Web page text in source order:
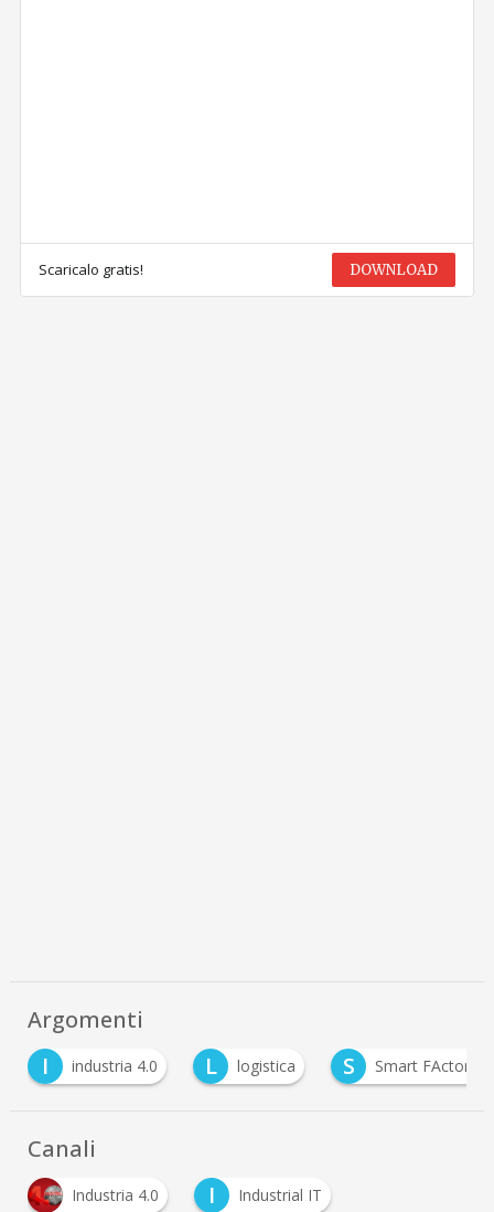
Scaricalo gratis! DOWNLOAD
Argomenti
I
industria 4.0 L logistica S Smart FActory
Canali
Industria 4.0 I Industrial IT